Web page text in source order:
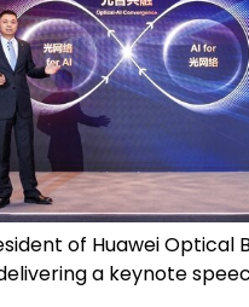
of Huawei Optical
a keynote